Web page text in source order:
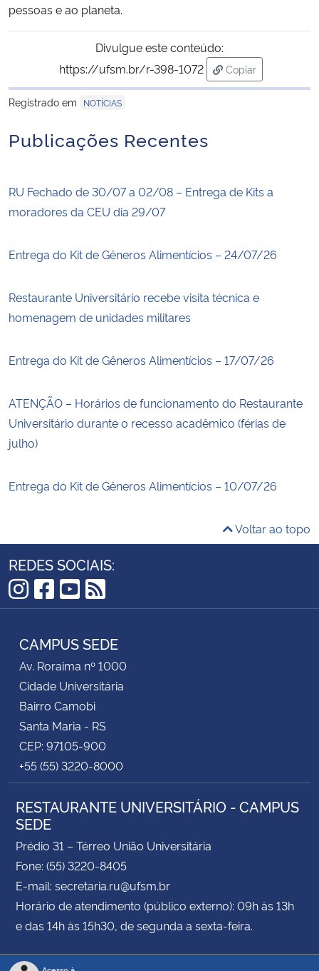
pessoas e ao planeta.
Divulgue este conteúdo:
https://ufsm.br/r-398-1072
Copiar
para área de
Registrado em
NOTÍCIAS
Publicações Recentes
RU Fechado de 30/07 a 02/08 – Entrega de Kits a
moradores da CEU dia 29/07
Entrega do Kit de Gêneros Alimentícios – 24/07/26
Restaurante Universitário recebe visita técnica e
homenagem de unidades militares
Entrega do Kit de Gêneros Alimentícios – 17/07/26
ATENÇÃO – Horários de funcionamento do Restaurante
Universitário durante o recesso acadêmico (férias de
julho)
Entrega do Kit de Gêneros Alimentícios – 10/07/26
Voltar ao topo
REDES SOCIAIS:
Instagram
Facebook
YouTube
RSS
CAMPUS SEDE
Av. Roraima nº 1000
Cidade Universitária
Bairro Camobi
Santa Maria - RS
CEP: 97105-900
+55 (55) 3220-8000
RESTAURANTE UNIVERSITÁRIO - CAMPUS
SEDE
Prédio 31 – Térreo União Universitária
Fone: (55) 3220-8405
E-mail: secretaria.ru@ufsm.br
Horário de atendimento (público externo): 09h às 13h
e das 14h às 15h30, de segunda a sexta-feira.